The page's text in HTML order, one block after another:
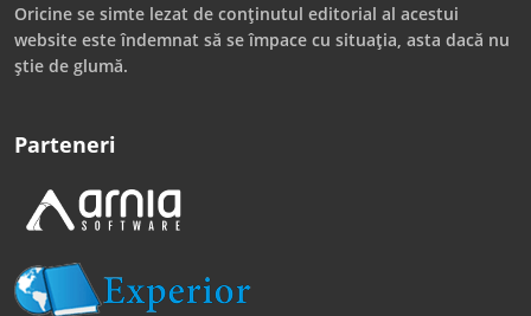
Oricine se simte lezat de conținutul editorial al acestui
website este îndemnat să se împace cu situația, asta dacă nu
știe de glumă.
Parteneri